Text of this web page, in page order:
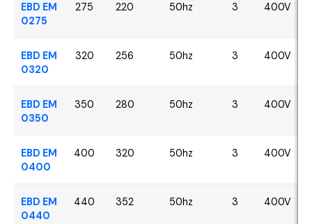
EBD EM
0275
275 220 50hz 3 400V
EBD EM
0320
320 256 50hz 3 400V
EBD EM
0350
350 280 50hz 3 400V
EBD EM
0400
400 320 50hz 3 400V
EBD EM
0440
440 352 50hz 3 400V